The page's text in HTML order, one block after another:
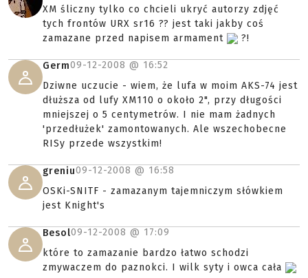
XM śliczny tylko co chcieli ukryć autorzy zdjęć
tych frontów URX sr16 ?? jest taki jakby coś
zamazane przed napisem armament
?!
Germ09-12-2008 @ 16:52
Dziwne uczucie - wiem, że lufa w moim AKS-74 jest
dłuższa od lufy XM110 o około 2", przy długości
mniejszej o 5 centymetrów. I nie mam żadnych
'przedłużek' zamontowanych. Ale wszechobecne
RISy przede wszystkim!
greniu09-12-2008 @ 16:58
OSKi-SNITF - zamazanym tajemniczym słówkiem
jest Knight's
Besol09-12-2008 @ 17:09
które to zamazanie bardzo łatwo schodzi
zmywaczem do paznokci. I wilk syty i owca cała